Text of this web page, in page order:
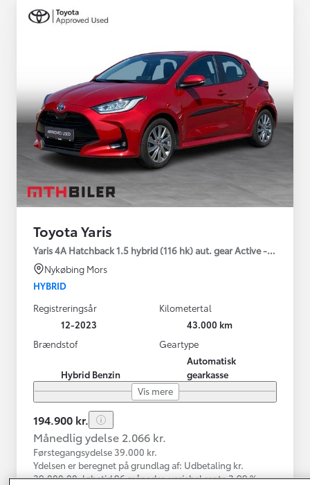
Toyota Yaris
Yaris 4A Hatchback 1.5 hybrid (116 hk) aut. gear Active -
Nykøbing Mors
HYBRID
Registreringsår
12-2023
Kilometertal
43.000 km
Brændstof
Hybrid Benzin
Geartype
Automatisk
gearkasse
Vis mere
194.900 kr.
Månedlig ydelse 2.066 kr.
Førstegangsydelse 39.000 kr.
Ydelsen er beregnet på grundlag af: Udbetaling kr.
39.000,00, løbetid 96 måneder, variabel rente 3,99 %,